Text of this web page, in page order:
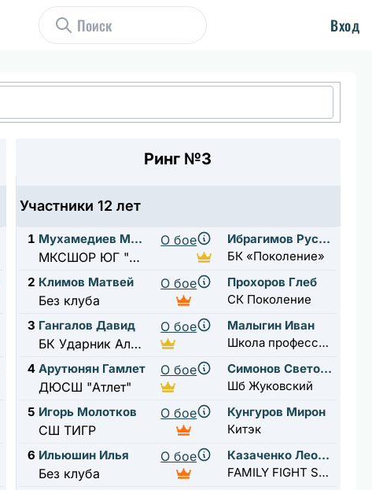
Вход
Ринг №3
Участники 12 лет
1 Мухамедиев Максим
МКСШОР ЮГ "Москворечье"
О бое
Ибрагимов Руслан
БК «Поколение»
2 Климов Матвей
Без клуба
О бое
Прохоров Глеб
СК Поколение
3 Гангалов Давид
БК Ударник Алексеевская
О бое
Малыгин Иван
Школа профессионального бокса А.Н. Ткаченко
4 Арутюнян Гамлет
ДЮСШ "Атлет"
О бое
Симонов Светослав
Шб Жуковский
5 Игорь Молотков
СШ ТИГР
О бое
Кунгуров Мирон
Китэк
6 Ильюшин Илья
Без клуба
О бое
Казаченко Леонид
FAMILY FIGHT SCHOOL